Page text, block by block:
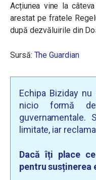
Acțiunea vine la
arestat pe fratele
după dezvăluirile din
Sursă: The Guardian
Echipa Biziday
nicio formă
guvernamentale.
limitate, iar
Dacă îți place
pentru susținerea